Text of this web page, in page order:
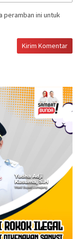
peramban ini untuk